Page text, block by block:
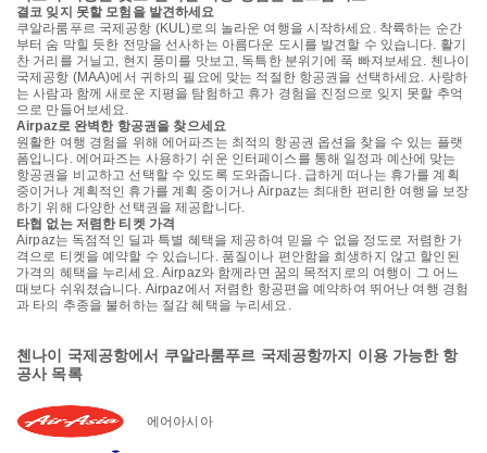
결코 잊지 못할 모험을 발견하세요
쿠알라룸푸르 국제공항 (KUL)로의 놀라운 여행을 시작하세요. 착륙하는 순간
부터 숨 막힐 듯한 전망을 선사하는 아름다운 도시를 발견할 수 있습니다. 활기
찬 거리를 거닐고, 현지 풍미를 맛보고, 독특한 분위기에 푹 빠져보세요. 첸나이
국제공항 (MAA)에서 귀하의 필요에 맞는 적절한 항공권을 선택하세요. 사랑하
는 사람과 함께 새로운 지평을 탐험하고 휴가 경험을 진정으로 잊지 못할 추억
으로 만들어보세요.
Airpaz로 완벽한 항공권을 찾으세요
원활한 여행 경험을 위해 에어파즈는 최적의 항공권 옵션을 찾을 수 있는 플랫
폼입니다. 에어파즈는 사용하기 쉬운 인터페이스를 통해 일정과 예산에 맞는
항공권을 비교하고 선택할 수 있도록 도와줍니다. 급하게 떠나는 휴가를 계획
중이거나 계획적인 휴가를 계획 중이거나 Airpaz는 최대한 편리한 여행을 보장
하기 위해 다양한 선택권을 제공합니다.
타협 없는 저렴한 티켓 가격
Airpaz는 독점적인 딜과 특별 혜택을 제공하여 믿을 수 없을 정도로 저렴한 가
격으로 티켓을 예약할 수 있습니다. 품질이나 편안함을 희생하지 않고 할인된
가격의 혜택을 누리세요. Airpaz와 함께라면 꿈의 목적지로의 여행이 그 어느
때보다 쉬워졌습니다. Airpaz에서 저렴한 항공편을 예약하여 뛰어난 여행 경험
과 타의 추종을 불허하는 절감 혜택을 누리세요.
첸나이 국제공항에서 쿠알라룸푸르 국제공항까지 이용 가능한 항
공사 목록
에어아시아